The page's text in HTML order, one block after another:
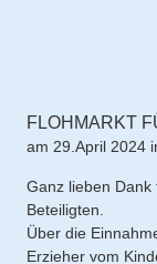
FLOHMARKT
am 29.April 2024
Ganz lieben
Beteiligten.
Über die
Erzieher vom